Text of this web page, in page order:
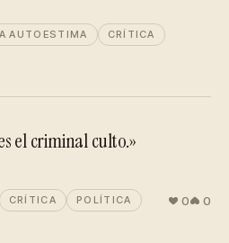
AUTOESTIMA
CRÍTICA
el criminal culto.»
CRÍTICA POLÍTICA 0 0